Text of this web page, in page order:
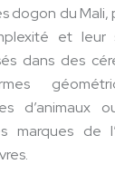
dogon du
et leur
dans des
d’animaux
marques de